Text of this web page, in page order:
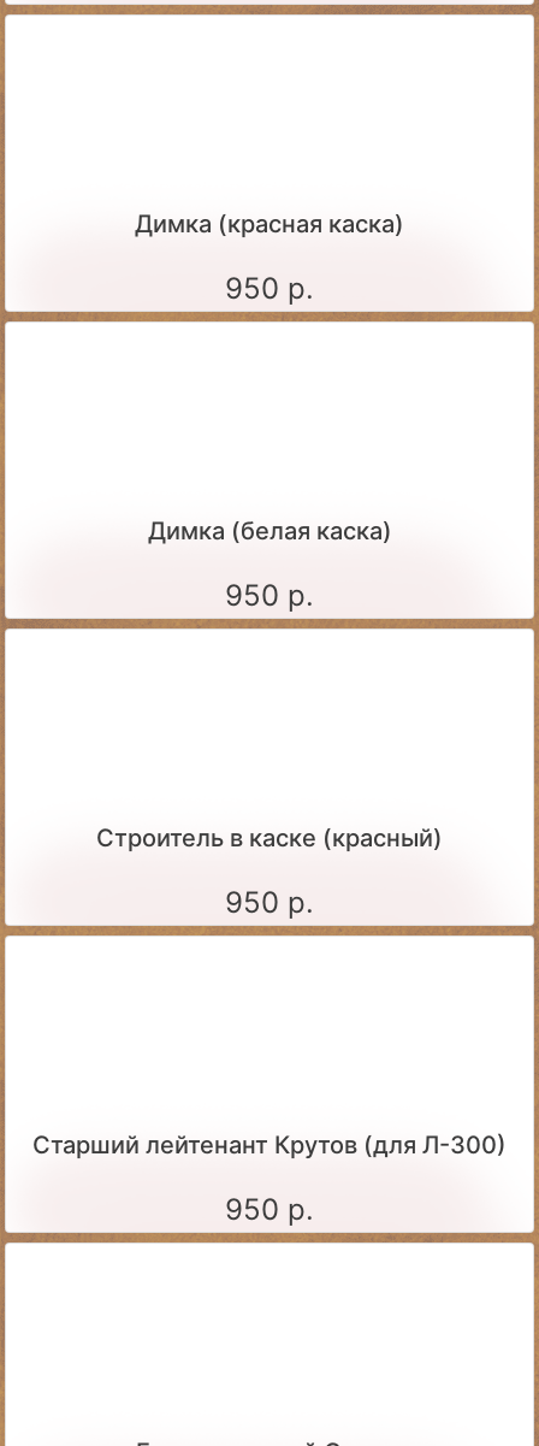
Димка (красная каска)
950 р.
Димка (белая каска)
950 р.
Строитель в каске (красный)
950 р.
Старший лейтенант Крутов (для Л-300)
950 р.